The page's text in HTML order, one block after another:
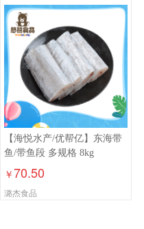
【海悦水产/优帮亿】东海带
鱼/带鱼段 多规格 8kg
￥70.50
潞杰食品